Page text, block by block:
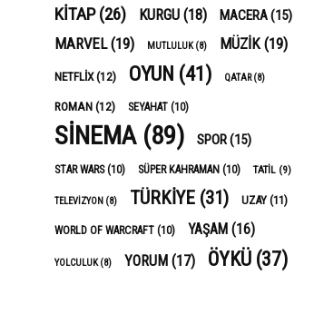
KITAP(26) KURGU (18) MACERA(15)
MARVEL(19) MUTLULUK(8) MÜZIK(19)
NETFLIX(12) OYUN (41) QATAR(8)
ROMAN(12) SEYAHAT (10)
SINEMA(89) SPOR(15)
STAR WARS(10) SÜPER KAHRAMAN (10) TATIL (9)
TELEVIZYON (8) TÜRKIYE (31) UZAY (11)
WORLD OF WARCRAFT (10) YAŞAM (16)
YOLCULUK(8) YORUM (17) ÖYKÜ (37)